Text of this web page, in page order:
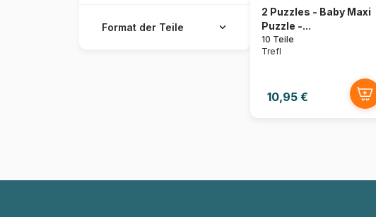
2 Puzzles - Baby Maxi
Puzzle -...
10 Teile
Trefl
10,95 €
Format der Teile